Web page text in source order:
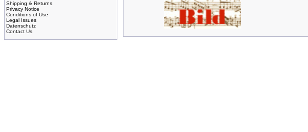
Shipping & Returns
Privacy Notice
Conditions of Use
Legal Issues
Datenschutz
Contact Us